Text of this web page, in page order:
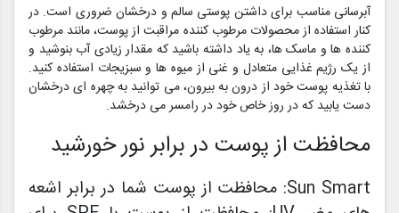
آبرسانی مناسب برای داشتن پوستی سالم و درخشان ضروری است. در
کنار استفاده از محصولات مرطوب کننده مراقبت از پوست، مانند مرطوب
کننده ها و ماسک ها، به یاد داشته باشید که مقدار زیادی آب بنوشید و
از یک رژیم غذایی متعادل و غنی از میوه ها و سبزیجات استفاده کنید.
با تغذیه پوست خود از درون به بیرون، می توانید به چهره ای درخشان
دست یابید که در روز خاص خود در رامسر می درخشد.
محافظت از پوست در برابر نور خورشید
Sun Smart: محافظت از پوست شما در برابر اشعه